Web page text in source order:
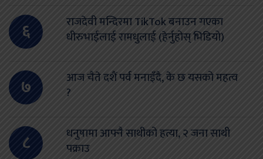
६
राजदेवी मन्दिरमा TikTok बनाउन गएका
धीरुभाईलाई रामधुलाई (हेर्नुहोस् भिडियो)
७
आज चैते दशैं पर्व मनाइँदै, के छ यसको महत्व
?
८
धनुषामा आफ्नै साथीको हत्या, २ जना साथी
पक्राउ